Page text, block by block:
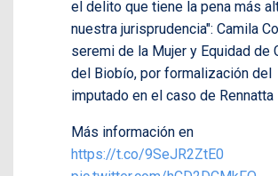
el delito que tiene la pena más
nuestra jurisprudencia": Camila
seremi de la Mujer y Equidad de
del Biobío, por formalización del
imputado en el caso de Rennatta
Más información en
https://t.co/9SeJR2ZtE0